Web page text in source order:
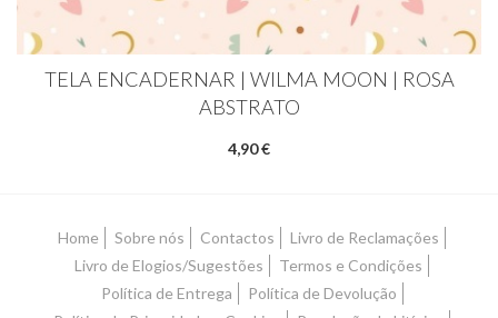
TELA ENCADERNAR | WILMA MOON | ROSA
ABSTRATO
4,90 €
Home Sobre nós Contactos
Livro de Reclamações
Livro de Elogios/Sugestões
Termos e Condições
Política de Entrega
Política de Devolução